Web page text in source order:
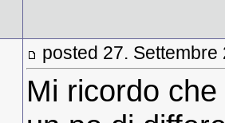
posted 27. Settembre
Mi ricordo